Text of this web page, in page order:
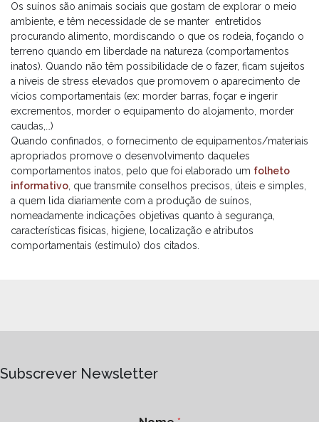
Os suínos são animais sociais que gostam de explorar o meio
ambiente, e têm necessidade de se manter entretidos
procurando alimento, mordiscando o que os rodeia, foçando o
terreno quando em liberdade na natureza (comportamentos
inatos). Quando não têm possibilidade de o fazer, ficam sujeitos
a níveis de stress elevados que promovem o aparecimento de
vícios comportamentais (ex: morder barras, foçar e ingerir
excrementos, morder o equipamento do alojamento, morder
caudas,…)
Quando confinados, o fornecimento de equipamentos/materiais
apropriados promove o desenvolvimento daqueles
comportamentos inatos, pelo que foi elaborado um folheto
informativo , que transmite conselhos precisos, úteis e simples,
a quem lida diariamente com a produção de suínos,
nomeadamente indicações objetivas quanto à segurança,
características físicas, higiene, localização e atributos
comportamentais (estímulo) dos citados.
Subscrever Newsletter